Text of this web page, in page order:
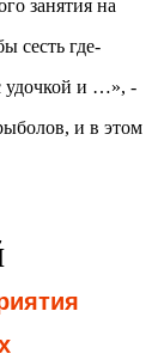
занятия на
сесть где-
удочкой и …», -
и в этом